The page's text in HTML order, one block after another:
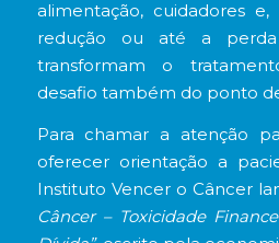
alimentação, cuidadores
redução ou até a
transformam o
desafio também do ponto
Para chamar a atenção
oferecer orientação a
Instituto Vencer o Câncer
Câncer – Toxicidade